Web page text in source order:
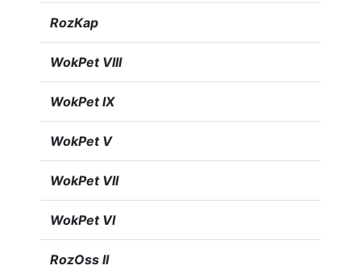
RozKap
WokPet VIII
WokPet IX
WokPet V
WokPet VII
WokPet VI
RozOss II